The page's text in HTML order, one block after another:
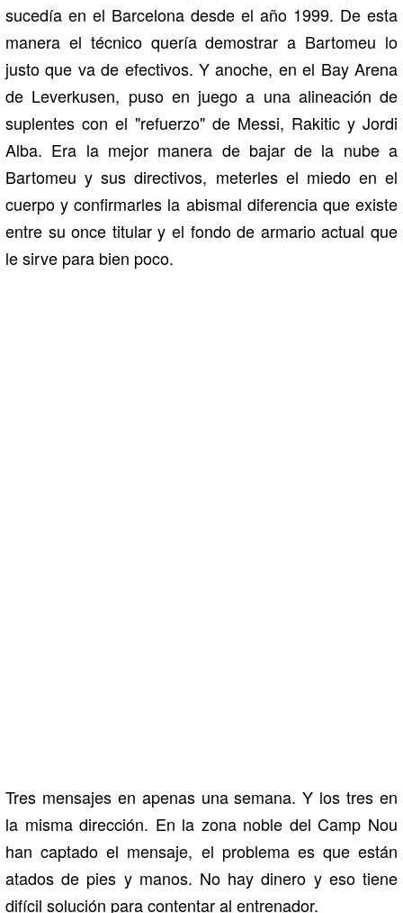
sucedía en el Barcelona desde el año 1999. De esta
manera el técnico quería demostrar a Bartomeu lo
justo que va de efectivos. Y anoche, en el Bay Arena
de Leverkusen, puso en juego a una alineación de
suplentes con el "refuerzo" de Messi, Rakitic y Jordi
Alba. Era la mejor manera de bajar de la nube a
Bartomeu y sus directivos, meterles el miedo en el
cuerpo y confirmarles la abismal diferencia que existe
entre su once titular y el fondo de armario actual que
le sirve para bien poco.
Tres mensajes en apenas una semana. Y los tres en
la misma dirección. En la zona noble del Camp Nou
han captado el mensaje, el problema es que están
atados de pies y manos. No hay dinero y eso tiene
difícil solución para contentar al entrenador.